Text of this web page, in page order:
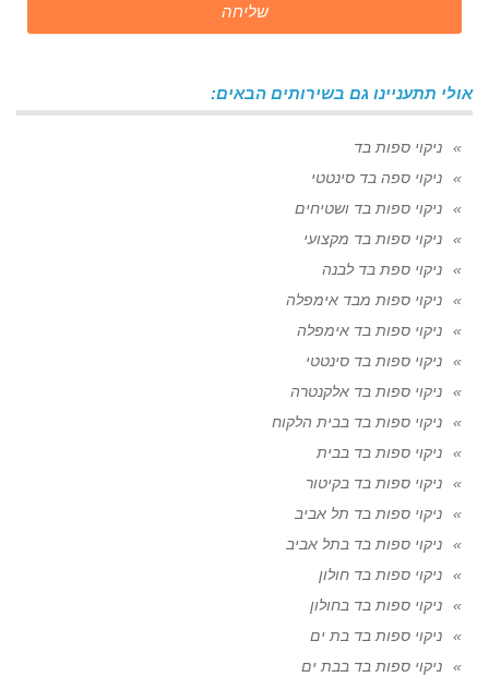
שליחה
אולי תתעניינו גם בשירותים הבאים:
ניקוי ספות בד
ניקוי ספה בד סינטטי
ניקוי ספות בד ושטיחים
ניקוי ספות בד מקצועי
ניקוי ספת בד לבנה
ניקוי ספות מבד אימפלה
ניקוי ספות בד אימפלה
ניקוי ספות בד סינטטי
ניקוי ספות בד אלקנטרה
ניקוי ספות בד בבית הלקוח
ניקוי ספות בד בבית
ניקוי ספות בד בקיטור
ניקוי ספות בד תל אביב
ניקוי ספות בד בתל אביב
ניקוי ספות בד חולון
ניקוי ספות בד בחולון
ניקוי ספות בד בת ים
ניקוי ספות בד בבת ים